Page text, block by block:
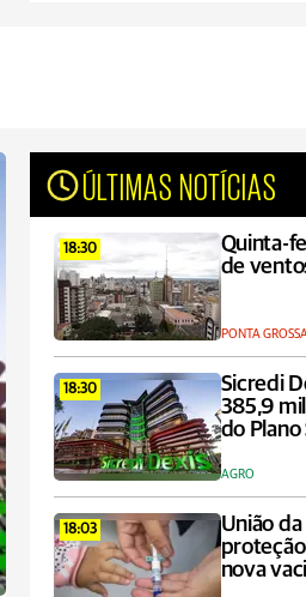
ÚLTIMAS NOTÍCIAS
18:30
Quinta-
de
PONTA GROSSA
18:30
Sicredi
385,9
do Plano
AGRO
18:03
União
nova